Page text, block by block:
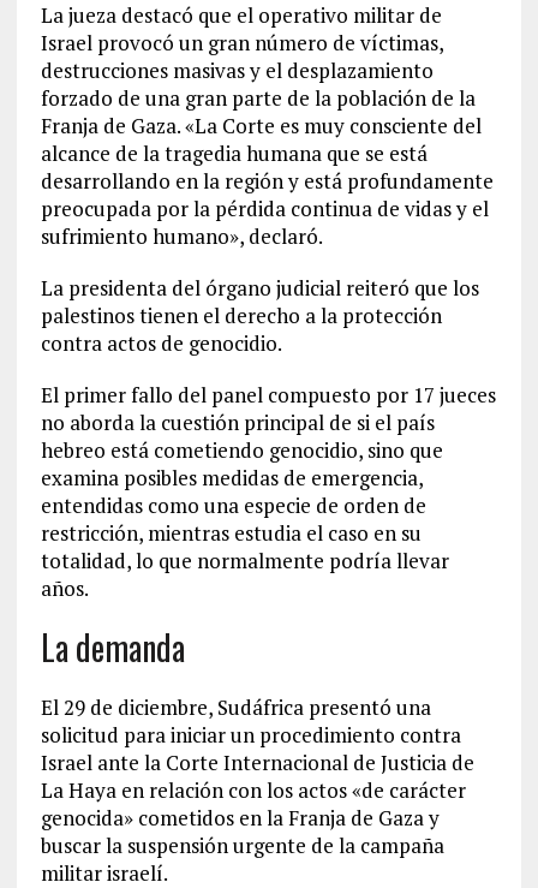
La jueza destacó que el operativo militar de
Israel provocó un gran número de víctimas,
destrucciones masivas y el desplazamiento
forzado de una gran parte de la población de la
Franja de Gaza. «La Corte es muy consciente del
alcance de la tragedia humana que se está
desarrollando en la región y está profundamente
preocupada por la pérdida continua de vidas y el
sufrimiento humano», declaró.
La presidenta del órgano judicial reiteró que los
palestinos tienen el derecho a la protección
contra actos de genocidio.
El primer fallo del panel compuesto por 17 jueces
no aborda la cuestión principal de si el país
hebreo está cometiendo genocidio, sino que
examina posibles medidas de emergencia,
entendidas como una especie de orden de
restricción, mientras estudia el caso en su
totalidad, lo que normalmente podría llevar
años.
La demanda
El 29 de diciembre, Sudáfrica presentó una
solicitud para iniciar un procedimiento contra
Israel ante la Corte Internacional de Justicia de
La Haya en relación con los actos «de carácter
genocida» cometidos en la Franja de Gaza y
buscar la suspensión urgente de la campaña
militar israelí.